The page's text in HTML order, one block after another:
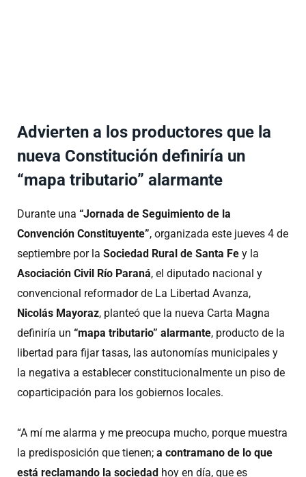
Advierten a los productores que la
nueva Constitución definiría un
“mapa tributario” alarmante
Durante una “Jornada de Seguimiento de la
Convención Constituyente”, organizada este jueves 4 de
septiembre por la Sociedad Rural de Santa Fe y la
Asociación Civil Río Paraná, el diputado nacional y
convencional reformador de La Libertad Avanza,
Nicolás Mayoraz, planteó que la nueva Carta Magna
definiría un “mapa tributario” alarmante, producto de la
libertad para fijar tasas, las autonomías municipales y
la negativa a establecer constitucionalmente un piso de
coparticipación para los gobiernos locales.
“A mí me alarma y me preocupa mucho, porque muestra
la predisposición que tienen; a contramano de lo que
está reclamando la sociedad hoy en día, que es